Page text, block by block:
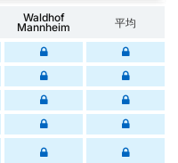
Waldhof
Mannheim 平均